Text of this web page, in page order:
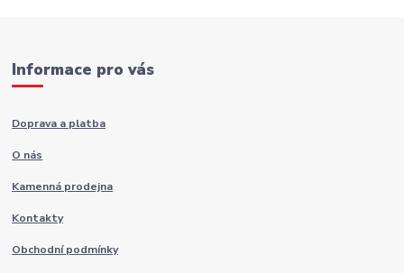
Informace pro vás
Doprava a platba
O nás
Kamenná prodejna
Kontakty
Obchodní podmínky